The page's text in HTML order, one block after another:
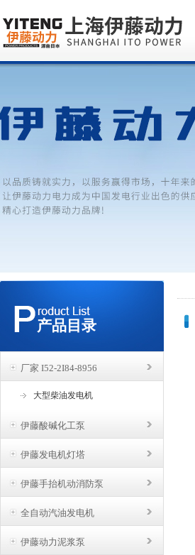
产品目录
厂家 I52-2I84-8956
大型柴油发电机
伊藤酸碱化工泵
伊藤发电机灯塔
伊藤手抬机动消防泵
全自动汽油发电机
伊藤动力泥浆泵